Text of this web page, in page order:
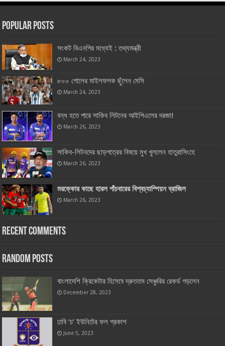
Popular Posts
সংকট বিএনপির মধ্যেই : তথ্যমন্ত্রী
March 24, 2023
৮০০ গোলের মাইলফলক ছুঁলেন মেসি
March 24, 2023
বন্ধ হতে পারে সাকিব লিটনের আইপিএলের দরজা!
March 26, 2023
সাকিব-লিটনদের ছাড়পত্রের বিষয়ে মুখ খুললেন হাতুরাসিংহে
March 26, 2023
মরক্কোর কাছে হারল পাঁচবারের বিশ্বচ্যাম্পিয়ন ব্রাজিল
March 26, 2023
Recent Comments
Random Posts
বাংলাদেশি ক্রিকেটার হিসেবে দ্রুততম সেঞ্চুরির রেকর্ড গড়লেন
December 28, 2023
ঢাবি ‘চ’ ইউনিটের ফল প্রকাশ
June 5, 2023